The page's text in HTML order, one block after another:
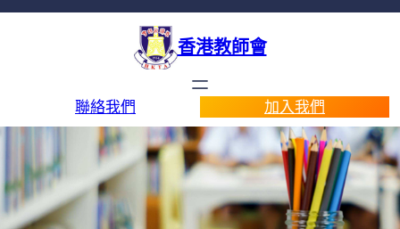
香港教師會
聯絡我們 加入我們